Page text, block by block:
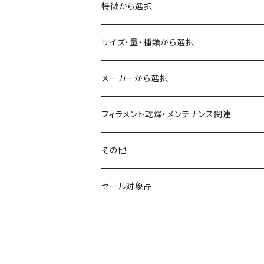
ABS
ASA（アクリル・スチレン・アクリロニトリル）
CA（セルロース アセテート）
CPE（コポリエステル）
HIPS（スチレン系樹脂）
HTPLA
特徴から選択
食品対応
導電性
磁性
絶縁性
静電気放電（ESD）
サイズ・量・種類から選択
お試し用少量サンプル
フィラメント径：1.75mm
フィラメント径：2.85mm
スプール単位
メーカーから選択
3D BROOKLYN
3DFuel
3DLAC
フィラメント乾燥・メンテナンス関連
フィラメント乾燥機
クリーニング
その他
交換用スプール
セール対象品